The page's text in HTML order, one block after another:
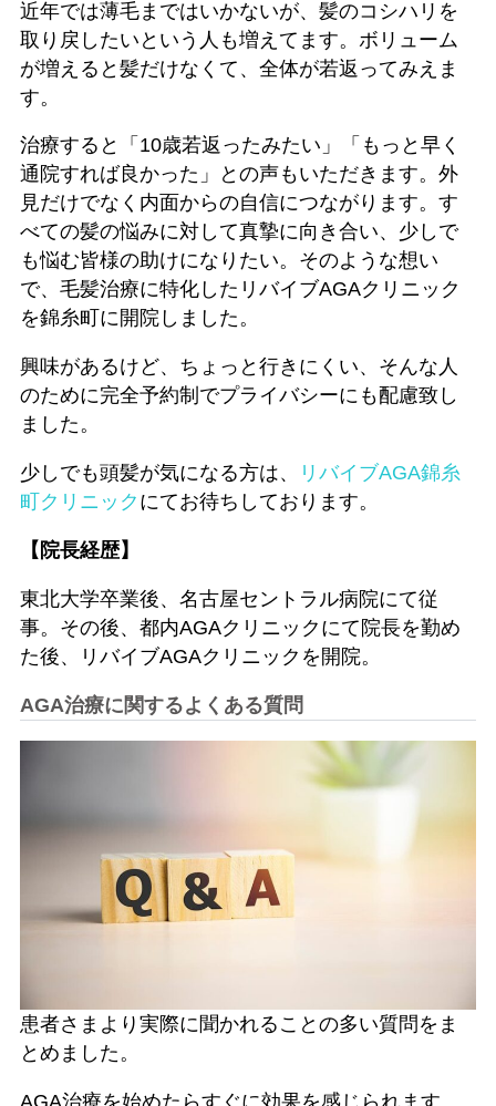
近年では薄毛まではいかないが、髪のコシハリを
取り戻したいという人も増えてます。ボリューム
が増えると髪だけなくて、全体が若返ってみえま
す。
治療すると「10歳若返ったみたい」「もっと早く
通院すれば良かった」との声もいただきます。外
見だけでなく内面からの自信につながります。す
べての髪の悩みに対して真摯に向き合い、少しで
も悩む皆様の助けになりたい。そのような想い
で、毛髪治療に特化したリバイブAGAクリニック
を錦糸町に開院しました。
興味があるけど、ちょっと行きにくい、そんな人
のために完全予約制でプライバシーにも配慮致し
ました。
少しでも頭髪が気になる方は、
リバイブAGA錦糸
町クリニック にてお待ちしております。
【院長経歴】
東北大学卒業後、名古屋セントラル病院にて従
事。その後、都内AGAクリニックにて院長を勤め
た後、リバイブAGAクリニックを開院。
AGA治療に関するよくある質問
患者さまより実際に聞かれることの多い質問をま
とめました。
AGA治療を始めたらすぐに効果を感じられます